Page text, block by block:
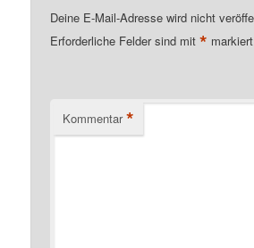
Deine E-Mail-Adresse wird nicht
Erforderliche Felder sind mit* markiert
Kommentar *